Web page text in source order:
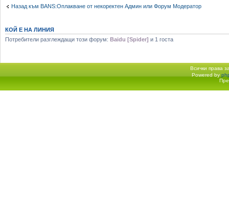
Назад към BANS:Оплакване от некоректен Админ или Форум Модератор
КОЙ Е НА ЛИНИЯ
Потребители разглеждащи този форум: Baidu [Spider] и 1 госта
Всички права
Начало форум Powered by